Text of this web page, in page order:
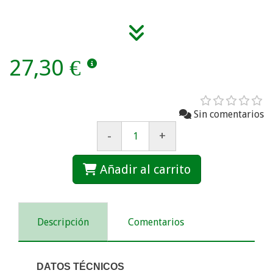
27,30 €
Sin comentarios
- +
Añadir al carrito
Descripción Comentarios
DATOS TÉCNICOS